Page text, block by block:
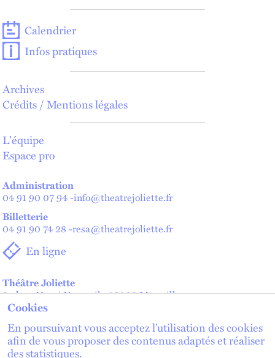
Calendrier
Infos pratiques
Archives
Crédits / Mentions légales
L'équipe
Espace pro
Administration
04 91 90 07 94-info@theatrejoliette.fr
Billetterie
04 91 90 74 28 -resa@theatrejoliette.fr
En ligne
Théâtre Joliette
2 place Henri Verneuil - 13002 Marseille
Théâtre de Lenche — Maison des artistes
2 place de Lenche - 13002 Marseille
Cookies
En poursuivant vous acceptez l’utilisation des cookies
afin de vous proposer des contenus adaptés et réaliser
des statistiques.